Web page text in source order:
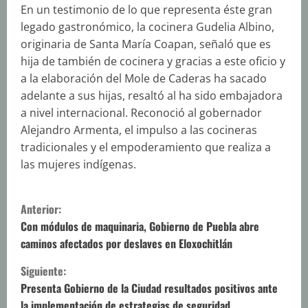
En un testimonio de lo que representa éste gran
legado gastronómico, la cocinera Gudelia Albino,
originaria de Santa María Coapan, señaló que es
hija de también de cocinera y gracias a este oficio y
a la elaboración del Mole de Caderas ha sacado
adelante a sus hijas, resaltó al ha sido embajadora
a nivel internacional. Reconoció al gobernador
Alejandro Armenta, el impulso a las cocineras
tradicionales y el empoderamiento que realiza a
las mujeres indígenas.
S
i
g
u
Anterior:
Con módulos de maquinaria, Gobierno de Puebla abre
caminos afectados por deslaves en Eloxochitlán
Siguiente:
Presenta Gobierno de la Ciudad resultados positivos ante